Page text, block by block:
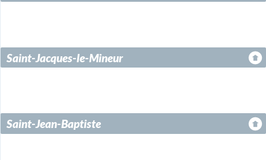
Saint-Jacques-le-Mineur
Saint-Jean-Baptiste